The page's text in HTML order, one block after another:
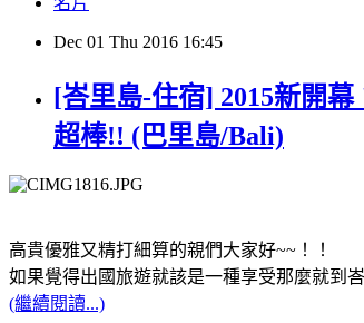
Dec 01 Thu 2016 16:45
[峇里島-住宿] 2015新開
超棒!! (巴里島/Bali)
高貴優雅又精打細算的親們大家好~~！！
如果覺得出國旅遊就該是一種享受那麼就到
(繼續閱讀...)